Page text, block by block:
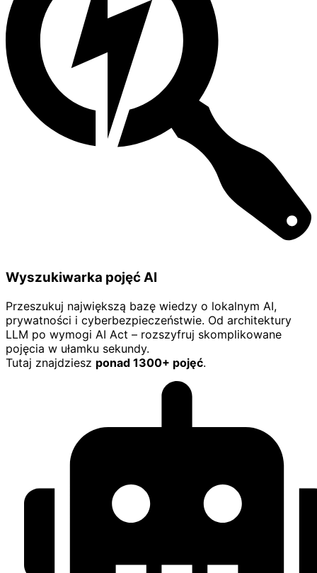
Wyszukiwarka pojęć AI
Przeszukuj największą bazę wiedzy o lokalnym AI,
prywatności i cyberbezpieczeństwie. Od architektury
LLM po wymogi AI Act – rozszyfruj skomplikowane
pojęcia w ułamku sekundy.
Tutaj znajdziesz ponad 1300+ pojęć.